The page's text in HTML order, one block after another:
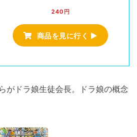
240円
商品を見に行く ▶
がドラ娘生徒会長。ドラ娘の概念